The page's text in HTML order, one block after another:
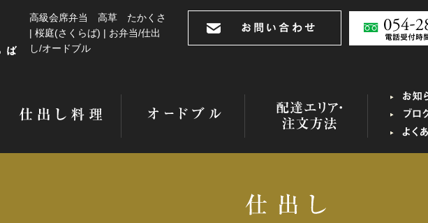
高級会席弁当 高草 たかくさ
| 桜庭(さくらば) | お弁当/仕出
し/オードブル